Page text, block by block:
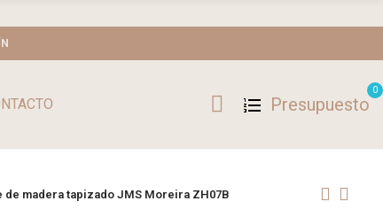
Presupuesto
0
de madera tapizado JMS Moreira ZH07B